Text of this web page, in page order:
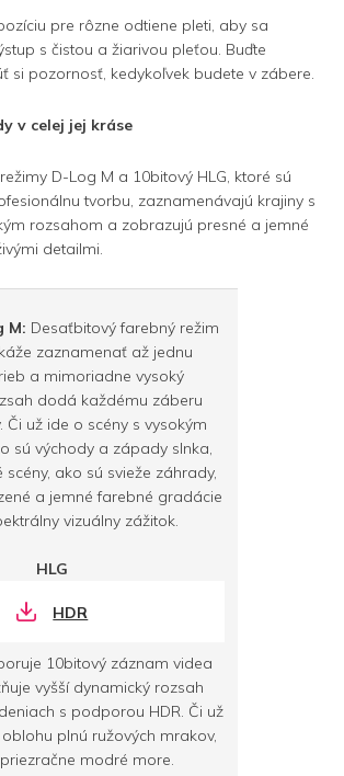
pre rôzne odtiene pleti, aby sa
s čistou a žiarivou pleťou. Buďte
si pozornosť, kedykoľvek budete v zábere.
v celej jej kráse
D-Log M a 10bitový HLG, ktoré sú
tvorbu, zaznamenávajú krajiny s
rozsahom a zobrazujú presné a jemné
detailmi.
M: Desaťbitový farebný režim
zaznamenať až jednu
a mimoriadne vysoký
dodá každému záberu
Či už ide o scény s vysokým
sú východy a západy slnka,
ako sú svieže záhrady,
a jemné farebné gradácie
vizuálny zážitok.
HLG
HDR
10bitový záznam videa
vyšší dynamický rozsah
s podporou HDR. Či už
plnú ružových mrakov,
modré more.